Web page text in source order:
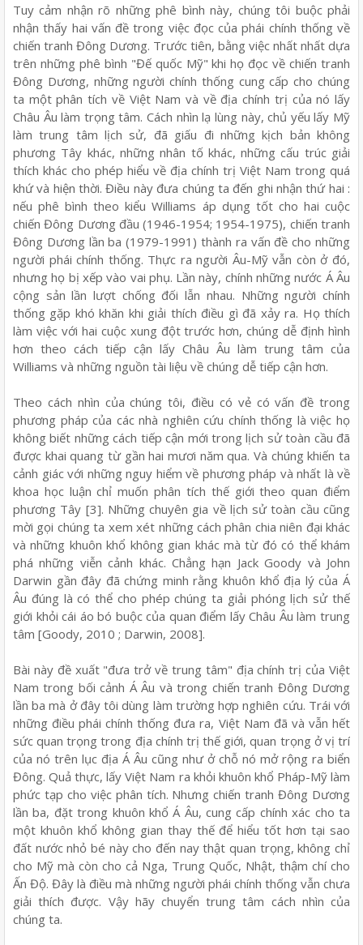
Tuy cảm nhận rõ những phê bình này, chúng tôi buộc phải
nhận thấy hai vấn đề trong việc đọc của phái chính thống về
chiến tranh Đông Dương. Trước tiên, bằng việc nhất nhất dựa
trên những phê bình "Đế quốc Mỹ" khi họ đọc về chiến tranh
Đông Dương, những người chính thống cung cấp cho chúng
ta một phân tích về Việt Nam và về địa chính trị của nó lấy
Châu Âu làm trọng tâm. Cách nhìn lạ lùng này, chủ yếu lấy Mỹ
làm trung tâm lịch sử, đã giấu đi những kịch bản không
phương Tây khác, những nhân tố khác, những cấu trúc giải
thích khác cho phép hiểu về địa chính trị Việt Nam trong quá
khứ và hiện thời. Điều này đưa chúng ta đến ghi nhận thứ hai :
nếu phê bình theo kiểu Williams áp dụng tốt cho hai cuộc
chiến Đông Dương đầu (1946-1954; 1954-1975), chiến tranh
Đông Dương lần ba (1979-1991) thành ra vấn đề cho những
người phái chính thống. Thực ra người Âu-Mỹ vẫn còn ở đó,
nhưng họ bị xếp vào vai phụ. Lần này, chính những nước Á Âu
cộng sản lần lượt chống đối lẫn nhau. Những người chính
thống gặp khó khăn khi giải thích điều gì đã xảy ra. Họ thích
làm việc với hai cuộc xung đột trước hơn, chúng dễ định hình
hơn theo cách tiếp cận lấy Châu Âu làm trung tâm của
Williams và những nguồn tài liệu về chúng dễ tiếp cận hơn.
Theo cách nhìn của chúng tôi, điều có vẻ có vấn đề trong
phương pháp của các nhà nghiên cứu chính thống là việc họ
không biết những cách tiếp cận mới trong lịch sử toàn cầu đã
được khai quang từ gần hai mươi năm qua. Và chúng khiến ta
cảnh giác với những nguy hiểm về phương pháp và nhất là về
khoa học luận chỉ muốn phân tích thế giới theo quan điểm
phương Tây [3]. Những chuyên gia về lịch sử toàn cầu cũng
mời gọi chúng ta xem xét những cách phân chia niên đại khác
và những khuôn khổ không gian khác mà từ đó có thể khám
phá những viễn cảnh khác. Chẳng hạn Jack Goody và John
Darwin gần đây đã chứng minh rằng khuôn khổ địa lý của Á
Âu đúng là có thể cho phép chúng ta giải phóng lịch sử thế
giới khỏi cái áo bó buộc của quan điểm lấy Châu Âu làm trung
tâm [Goody, 2010 ; Darwin, 2008].
Bài này đề xuất "đưa trở về trung tâm" địa chính trị của Việt
Nam trong bối cảnh Á Âu và trong chiến tranh Đông Dương
lần ba mà ở đây tôi dùng làm trường hợp nghiên cứu. Trái với
những điều phái chính thống đưa ra, Việt Nam đã và vẫn hết
sức quan trọng trong địa chính trị thế giới, quan trọng ở vị trí
của nó trên lục địa Á Âu cũng như ở chỗ nó mở rộng ra biển
Đông. Quả thực, lấy Việt Nam ra khỏi khuôn khổ Pháp-Mỹ làm
phức tạp cho việc phân tích. Nhưng chiến tranh Đông Dương
lần ba, đặt trong khuôn khổ Á Âu, cung cấp chính xác cho ta
một khuôn khổ không gian thay thế để hiểu tốt hơn tại sao
đất nước nhỏ bé này cho đến nay thật quan trọng, không chỉ
cho Mỹ mà còn cho cả Nga, Trung Quốc, Nhật, thậm chí cho
Ấn Độ. Đây là điều mà những người phái chính thống vẫn chưa
giải thích được. Vậy hãy chuyển trung tâm cách nhìn của
chúng ta.